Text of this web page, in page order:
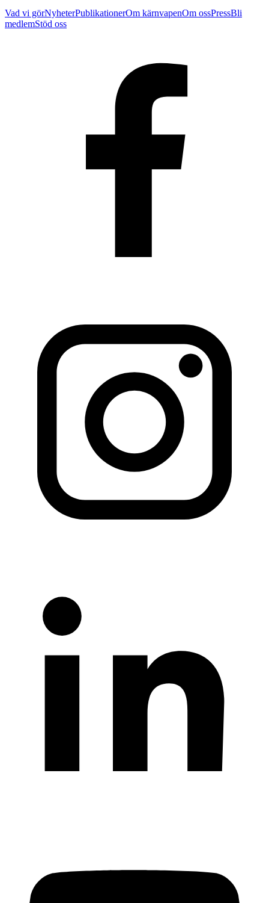
Vad vi görNyheterPublikationerOm kärnvapenOm ossPressBli
medlemStöd oss